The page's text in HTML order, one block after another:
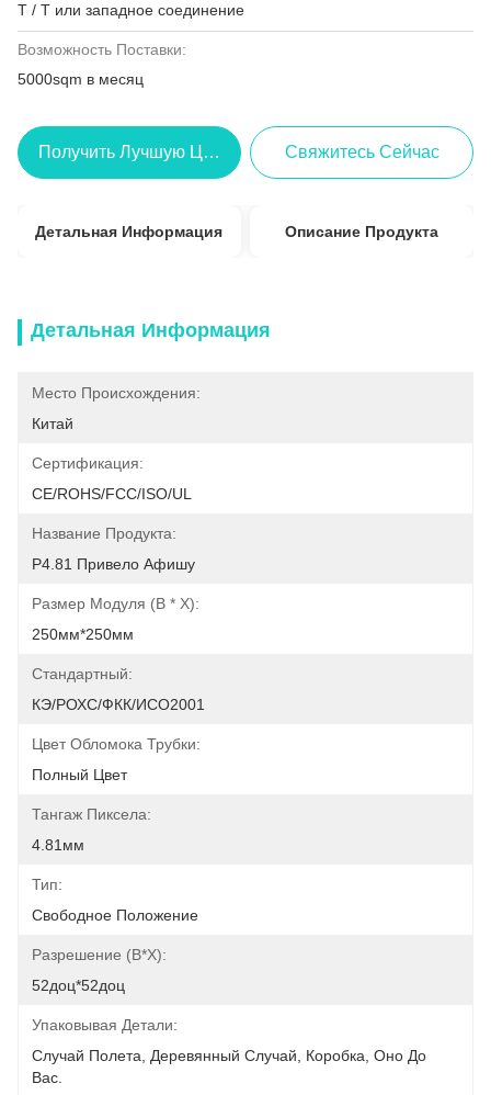
T / T или западное соединение
Возможность Поставки:
5000sqm в месяц
Получить Лучшую Цену Свяжитесь Сейчас
Детальная Информация Описание Продукта
Детальная Информация
Место Происхождения:
Китай
Сертификация:
CE/ROHS/FCC/ISO/UL
Название Продукта:
P4.81 Привело Афишу
Размер Модуля (в * Х):
250мм*250мм
Стандартный:
КЭ/РОХС/ФКК/ИСО2001
Цвет Обломока Трубки:
Полный Цвет
Тангаж Пиксела:
4.81мм
Тип:
Свободное Положение
Разрешение (В*Х):
52доц*52доц
Упаковывая Детали:
Случай Полета, Деревянный Случай, Коробка, Оно До
Вас.